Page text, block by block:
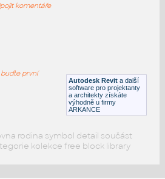
Coalesse - Hosu - Seating -
Autodesk Revit a další
software pro projektanty
a architekty získáte
výhodně u firmy
ARKANCE
komentáře
první
rodina symbol detail součást
kolekce free block library